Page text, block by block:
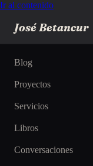
Ir al contenido
José Betancur
Blog
Proyectos
Servicios
Libros
Conversaciones